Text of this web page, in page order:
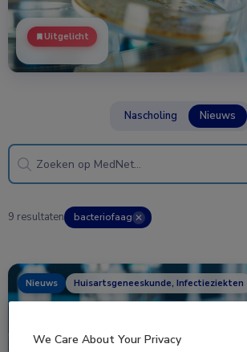
Uitgelicht
Nascholing Nieuws
9 resultaten bacteriofaag ✕
Nieuws Huisartsgeneeskunde, Infectieziekten
We Care About Your Privacy